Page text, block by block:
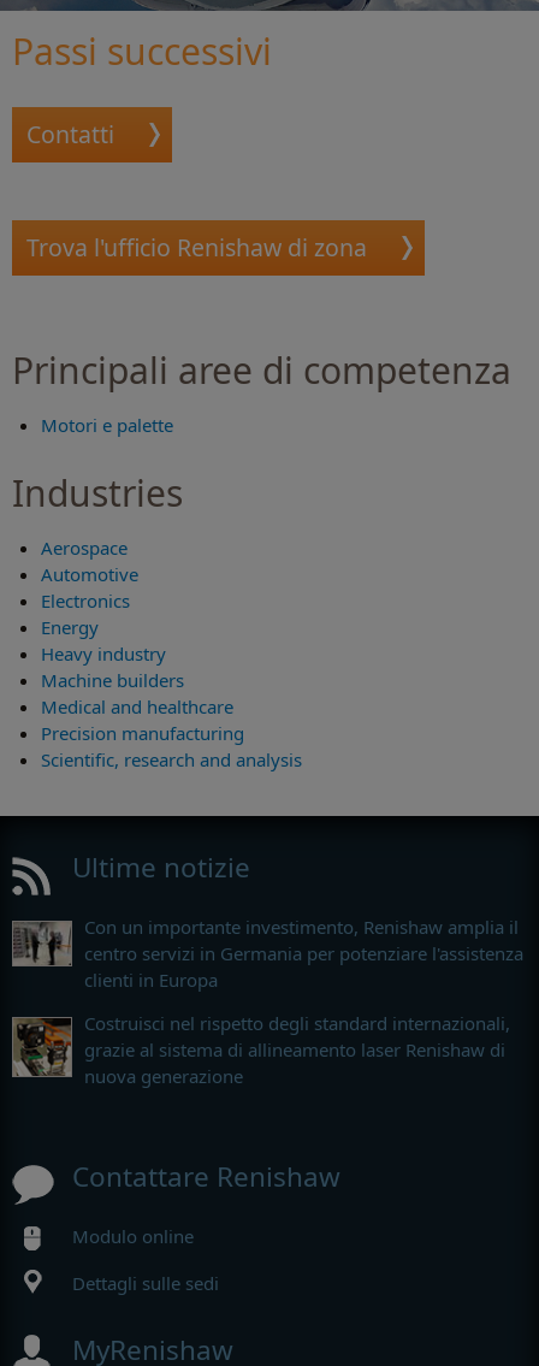
Passi successivi
Contatti
Trova l'ufficio Renishaw di zona
Principali aree di competenza
Motori e palette
Industries
Aerospace
Automotive
Electronics
Energy
Heavy industry
Machine builders
Medical and healthcare
Precision manufacturing
Scientific, research and analysis
Ultime notizie
Con un importante investimento, Renishaw amplia il
centro servizi in Germania per potenziare l'assistenza
clienti in Europa
Costruisci nel rispetto degli standard internazionali,
grazie al sistema di allineamento laser Renishaw di
nuova generazione
Contattare Renishaw
Modulo online
Dettagli sulle sedi
MyRenishaw